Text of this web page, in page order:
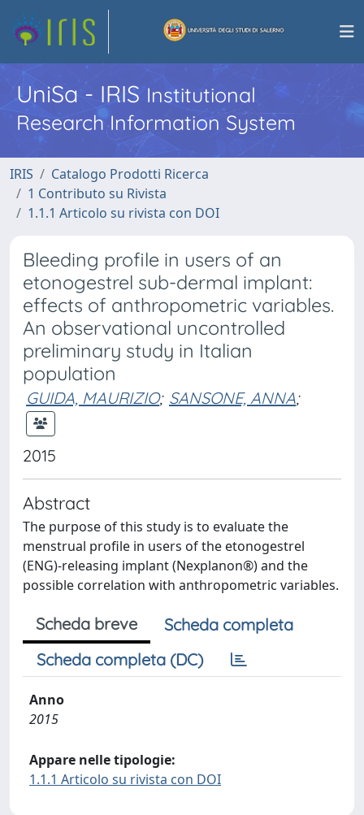
UniSa - IRISInstitutional
Research Information System
IRIS
Catalogo Prodotti Ricerca
1 Contributo su Rivista
1.1.1 Articolo su rivista con DOI
Bleeding profile in users of an
etonogestrel sub-dermal implant:
effects of anthropometric variables.
An observational uncontrolled
preliminary study in Italian
population
GUIDA, MAURIZIO; SANSONE, ANNA;
2015
Abstract
The purpose of this study is to evaluate the
menstrual profile in users of the etonogestrel
(ENG)-releasing implant (Nexplanon®) and the
possible correlation with anthropometric variables.
Scheda breve
Scheda completa
Scheda completa (DC)
Anno
2015
Appare nelle tipologie:
1.1.1 Articolo su rivista con DOI